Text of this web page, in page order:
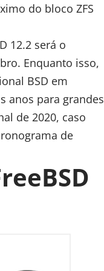
do bloco ZFS
12.2 será o
Enquanto isso,
BSD em
anos para grandes
de 2020, caso
de